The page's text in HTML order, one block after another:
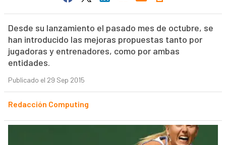
Desde su lanzamiento el pasado mes de octubre, se
han introducido las mejoras propuestas tanto por
jugadoras y entrenadores, como por ambas
entidades.
Publicado el 29 Sep 2015
Redacción Computing